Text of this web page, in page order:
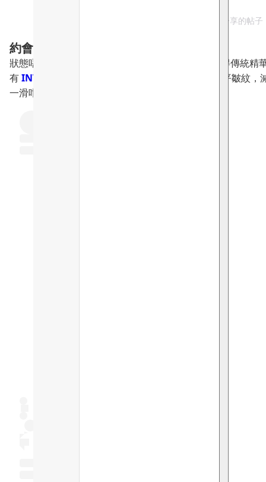
Erica Yuen Mi Ming（@yuenmiming）分享的帖子
約會前急救
狀態唔好嘅時候，曖昧對象突然即興約您😱！手袋得傳統
有INVITY 諾加因子逆時針
約會前用就可以立即撫平皺紋
一滑咁見對象，令佢目光全晚都留係你身上！